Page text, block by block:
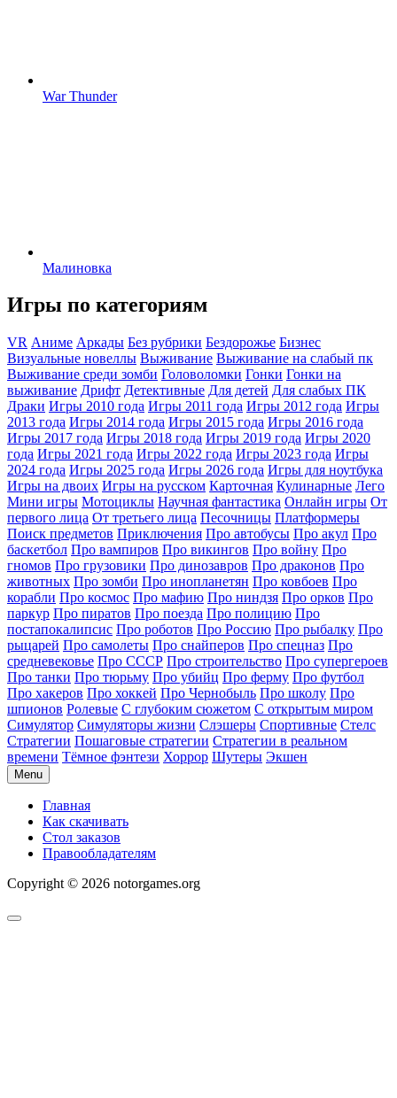
War Thunder
Малиновка
Игры по категориям
VR Аниме Аркады Без рубрики Бездорожье Бизнес
Визуальные новеллы Выживание Выживание на слабый пк
Выживание среди зомби Головоломки Гонки Гонки на
выживание Дрифт Детективные Для детей Для слабых ПК
Драки Игры 2010 года Игры 2011 года Игры 2012 года Игры
2013 года Игры 2014 года Игры 2015 года Игры 2016 года
Игры 2017 года Игры 2018 года Игры 2019 года Игры 2020
года Игры 2021 года Игры 2022 года Игры 2023 года Игры
2024 года Игры 2025 года Игры 2026 года Игры для ноутбука
Игры на двоих Игры на русском Карточная Кулинарные Лего
Мини игры Мотоциклы Научная фантастика Онлайн игры От
первого лица От третьего лица Песочницы Платформеры
Поиск предметов Приключения Про автобусы Про акул Про
баскетбол Про вампиров Про викингов Про войну Про
гномов Про грузовики Про динозавров Про драконов Про
животных Про зомби Про инопланетян Про ковбоев Про
корабли Про космос Про мафию Про ниндзя Про орков Про
паркур Про пиратов Про поезда Про полицию Про
постапокалипсис Про роботов Про Россию Про рыбалку Про
рыцарей Про самолеты Про снайперов Про спецназ Про
средневековье Про СССР Про строительство Про супергероев
Про танки Про тюрьму Про убийц Про ферму Про футбол
Про хакеров Про хоккей Про Чернобыль Про школу Про
шпионов Ролевые С глубоким сюжетом С открытым миром
Симулятор Симуляторы жизни Слэшеры Спортивные Стелс
Стратегии Пошаговые стратегии Стратегии в реальном
времени Тёмное фэнтези Хоррор Шутеры Экшен
Menu
Главная
Как скачивать
Стол заказов
Правообладателям
Copyright © 2026 notorgames.org
Scroll